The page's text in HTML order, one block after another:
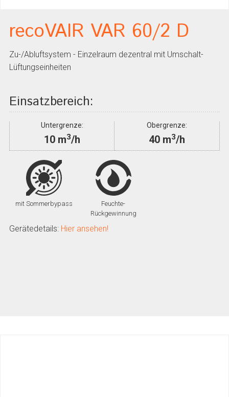
recoVAIR VAR 60/2 D
Zu-/Abluftsystem - Einzelraum dezentral mit Umschalt-
Lüftungseinheiten
Einsatzbereich:
Untergrenze:
10 m3/h
Obergrenze:
40 m3/h
mit Sommerbypass
Feuchte-
Rückgewinnung
Gerätedetails: Hier ansehen!